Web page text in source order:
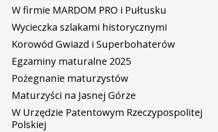
W firmie MARDOM PRO i Pułtusku
Wycieczka szlakami historycznymi
Korowód Gwiazd i Superbohaterów
Egzaminy maturalne 2025
Pożegnanie maturzystów
Maturzyści na Jasnej Górze
W Urzędzie Patentowym Rzeczypospolitej
Polskiej